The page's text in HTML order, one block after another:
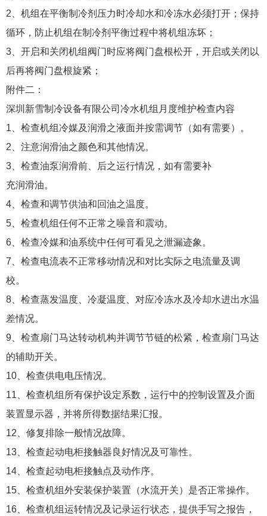
2、机组在平衡制冷剂压力时冷却水和冷冻水必须打开；保持
循环，防止机组在制冷剂平衡过程中将机组冻坏；
3、开启和关闭机组阀门时应将阀门盘根松开，开启或关闭以
后再将阀门盘根旋紧；
附件二：
深圳新雪制冷设备有限公司冷水机组月度维护检查内容
1、检查机组冷媒及润滑之液面并按需调节（如有需要）。
2、注意润滑油之颜色和其他情况。
3、检查油泵润滑前、后之运行情况，如有需要补
充润滑油。
4、检查和调节供油和回油之温度。
5、检查机组任何不正常之噪音和震动。
6、检查冷媒和油系统中任何可看见之泄漏迹象。
7、检查电流表不正常移动情况和对比实际之电流量及调
校。
8、检查蒸发温度、冷凝温度、对应冷冻水及冷却水进出水温
差情况。
9、检查扇门马达转动机构并调节节链的松紧，检查扇门马达
的辅助开关。
10、检查供电电压情况。
11、检查机组所有保护设定系数，运行中的控制设置及介面
装置显示器，并将所得数据结果汇报。
12、修复排除一般情况故障。
13、检查起动电柜接触器良好情况及可靠性。
14、检查起动电柜接触点及动作序。
15、检查机组外安装保护装置（水流开关）是否正常操作。
16、检查机组运转情况及记录运行状态，提供手写之报告，